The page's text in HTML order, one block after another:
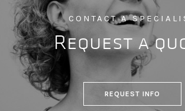
CONTACT A
Request a
REQUEST INFO